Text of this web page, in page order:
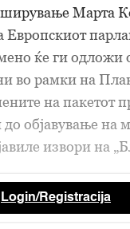
Марта
ќе ги одложи
во рамки на
на пакетот
објавување на
извори на
Login/Registracija